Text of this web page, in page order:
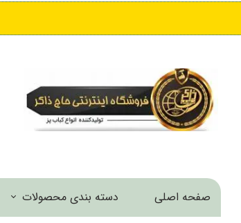
صفحه اصلی دسته بندی محصولات